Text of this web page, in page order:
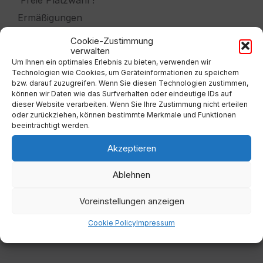
Cookie-Zustimmung
verwalten
Um Ihnen ein optimales Erlebnis zu bieten, verwenden wir
Technologien wie Cookies, um Geräteinformationen zu speichern
bzw. darauf zuzugreifen. Wenn Sie diesen Technologien zustimmen,
können wir Daten wie das Surfverhalten oder eindeutige IDs auf
dieser Website verarbeiten. Wenn Sie Ihre Zustimmung nicht erteilen
oder zurückziehen, können bestimmte Merkmale und Funktionen
beeinträchtigt werden.
Akzeptieren
Ablehnen
Voreinstellungen anzeigen
Cookie PolicyImpressum
Ermäßigungen
für Schüler/Studenten
Kelag PlusClub und Kleine Zeitung
Vorteilsclubmitglieder
www.gitarrenfestival.at